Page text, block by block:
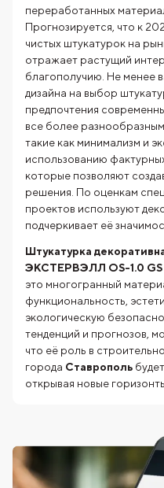
переработанных
Прогнозируется, что к
чистых штукатурок на
отражает растущий
благополучию. Не менее
дизайна на выбор
предпочтения
все более
такие как минимализм и
использованию
которые позволяют
решения. По оценкам
проектов используют
подчеркивает её
Штукатурка
ЭКСТЕРВЭЛЛ OS-1.0 GS
это многогранный
функциональность,
экологическую
тенденций и прогнозов,
что её роль в
города Ставрополь
открывая новые